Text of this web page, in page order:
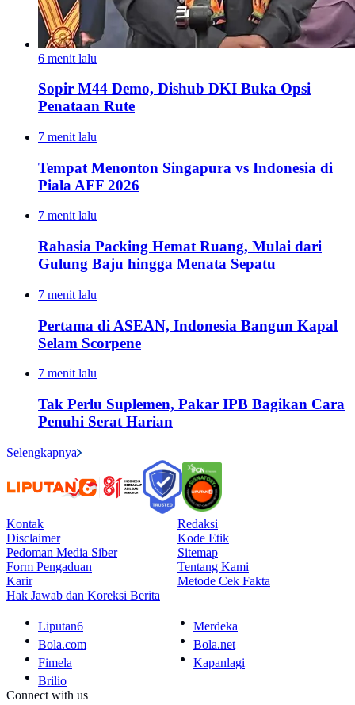
6 menit lalu
Sopir M44 Demo, Dishub DKI Buka Opsi
Penataan Rute
7 menit lalu
Tempat Menonton Singapura vs Indonesia di
Piala AFF 2026
7 menit lalu
Rahasia Packing Hemat Ruang, Mulai dari
Gulung Baju hingga Menata Sepatu
7 menit lalu
Pertama di ASEAN, Indonesia Bangun Kapal
Selam Scorpene
7 menit lalu
Tak Perlu Suplemen, Pakar IPB Bagikan Cara
Penuhi Serat Harian
Selengkapnya
Kontak
Redaksi
Disclaimer
Kode Etik
Pedoman Media Siber
Sitemap
Form Pengaduan
Tentang Kami
Karir
Metode Cek Fakta
Hak Jawab dan Koreksi Berita
Liputan6
Merdeka
Bola.com
Bola.net
Fimela
Kapanlagi
Brilio
Connect with us